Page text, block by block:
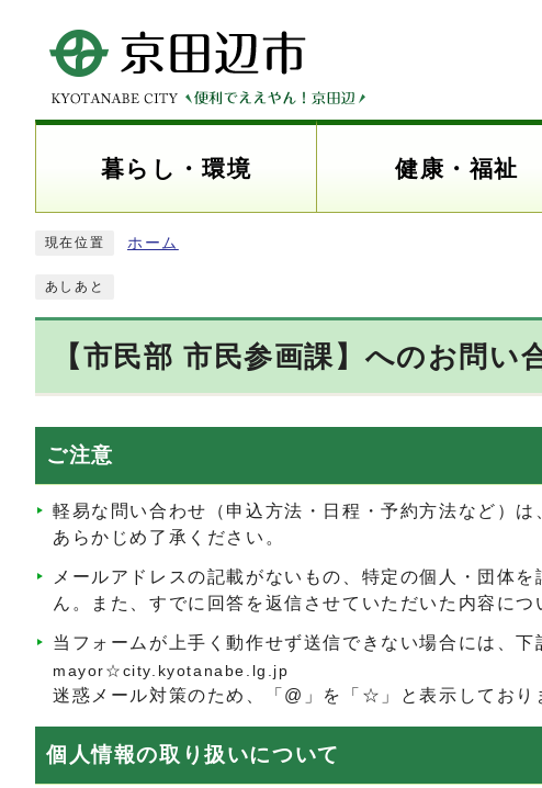
暮らし・環境 健康・福祉
現在位置 ホーム
あしあと
【市民部 市民参画課】へのお問い
ご注意
軽易な問い合わせ（申込方法・日程・予約方法など）
あらかじめ了承ください。
メールアドレスの記載がないもの、特定の個人・団体
ん。また、すでに回答を返信させていただいた内容に
当フォームが上手く動作せず送信できない場合には、
mayor☆city.kyotanabe.lg.jp
迷惑メール対策のため、「@」を「☆」と表示してお
個人情報の取り扱いについて